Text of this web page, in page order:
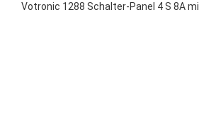
Votronic 1288 Schalter-Panel 4 S 8A